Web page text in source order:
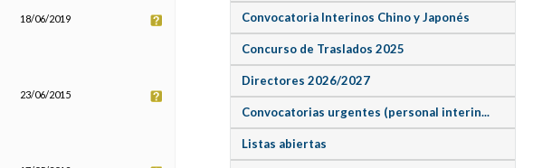
18/06/2019
23/06/2015
Convocatoria Interinos Chino y Japonés
Concurso de Traslados 2025
Directores 2026/2027
Convocatorias urgentes (personal interin...
Listas abiertas